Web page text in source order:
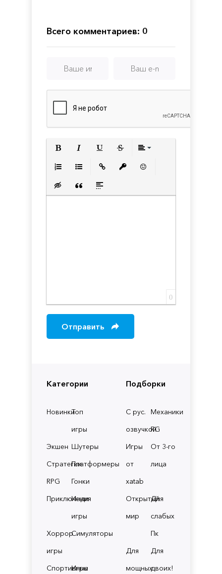
Категории
НовинкиТоп
игры
Экшен Шутеры
СтратегииПлатформеры
RPG
Гонки
Приключения
Инди
игры
Хоррор
игры
Симуляторы
Спортивные
Игры
Подборки
С рус.
озвучкой
Механики
RG
Игры
от
xatab
От 3-го
лица
Открытый
мир
Для
слабых
Пк
Для
мощных
Для
двоих!
Всего комментариев: 0
Вставка скрытого текста
Вставка цитаты
Вставка спойлера
0
Отправить